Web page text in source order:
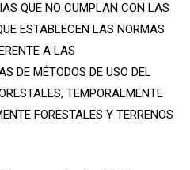
QUE NO CUMPLAN CON LAS
ESTABLECEN LAS NORMAS
A LAS
DE MÉTODOS DE USO DEL
TEMPORALMENTE
FORESTALES Y TERRENOS